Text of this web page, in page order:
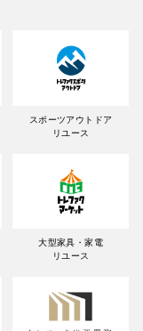
スポーツアウトドア
リユース
大型家具・家電
リユース